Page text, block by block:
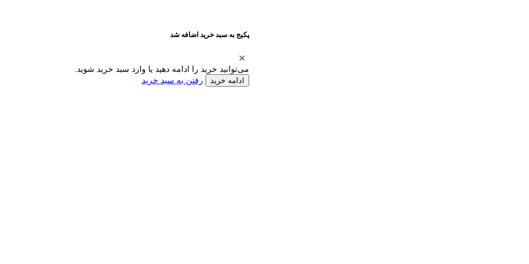
پکیج به سبد خرید اضافه شد
می‌توانید خرید را ادامه دهید یا وارد سبد خرید شوید.
ادامه خرید رفتن به سبد خرید